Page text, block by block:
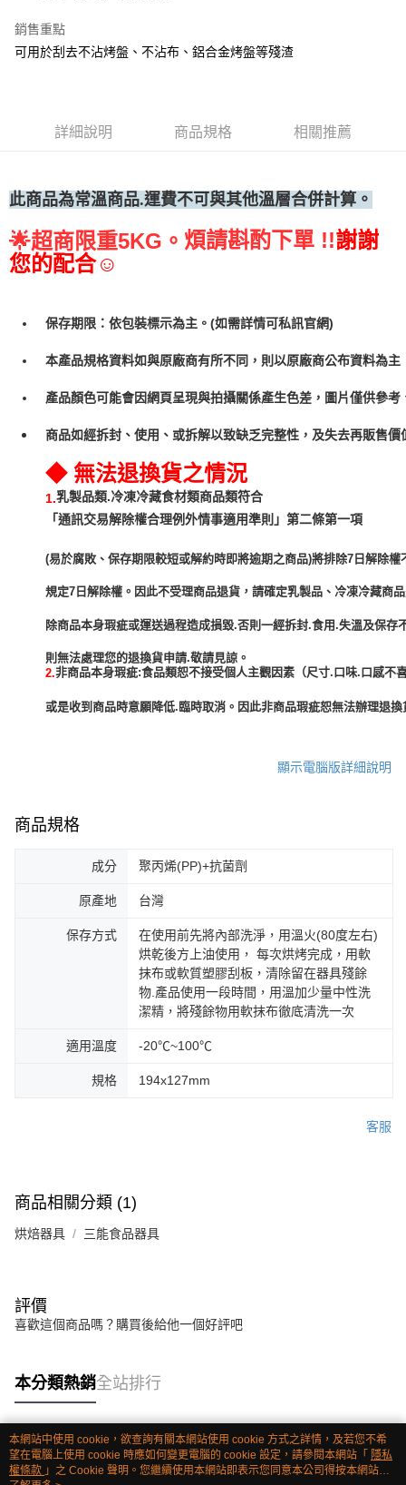
銷售重點
可用於刮去不沾烤盤、不沾布、鋁合金烤盤等殘渣
詳細說明 商品規格 相關推薦
此商品為常溫商品.運費不可與其他溫層合併計算。
🌟超商限重5KG。 煩請斟酌下單 !!謝謝
您的配合☺
保存期限：依包裝標示為主。(如需詳情可私訊官網)
本產品規格資料如與原廠商有所不同，則以原廠商公布資料為主
產品顏色可能會因網頁呈現與拍攝關係產生色差，圖片僅供參
商品如經拆封、使用、或拆解以致缺乏完整性，及失去再販售
◆ 無法退換貨之情況
1.乳製品類.冷凍冷藏食材類商品類符合
「通訊交易解除權合理例外情事適用準則」第二條第一項
(易於腐敗、保存期限較短或解約時即將逾期之商品)將排除7日解除權
規定7日解除權。因此不受理商品退貨，請確定乳製品、冷凍冷藏商
除商品本身瑕疵或運送過程造成損毀.否則一經拆封.食用.失溫及保存
2.非商品本身瑕疵:食品類恕不接受個人主觀因素（尺寸.口味.口感不
或是收到商品時意願降低.臨時取消。因此非商品瑕疵恕無法辦理退
顯示電腦版詳細說明
商品規格
成分 聚丙烯(PP)+抗菌劑
原產地 台灣
保存方式
在使用前先將內部洗淨，用溫火(80度左右)
烘乾後方上油使用， 每次烘烤完成，用軟
抹布或軟質塑膠刮板，清除留在器具殘餘
物.產品使用一段時間，用溫加少量中性洗
潔精，將殘餘物用軟抹布徹底清洗一次
適用溫度 -20℃~100℃
規格 194x127mm
客服
商品相關分類 (1)
烘焙器具 三能食品器具
評價
喜歡這個商品嗎？購買後給他一個好評吧
本分類熱銷全站排行
熱門標籤
本網站中使用 cookie，欲查詢有關本網站使用 cookie 方式之詳情，及若您不希
望在電腦上使用 cookie 時應如何變更電腦的 cookie 設定，請參閱本網站「 隱私
權條款 」之 Cookie 聲明。您繼續使用本網站即表示您同意本公司得按本網站使